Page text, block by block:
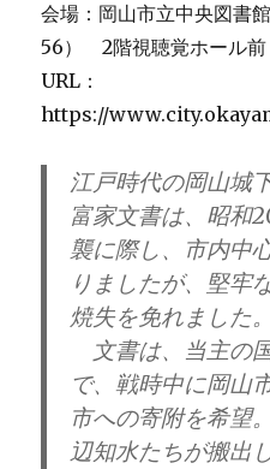
会場：岡山市立中央図書
56） 2階視聴覚ホール
URL：
https://
江戸時代の岡山城
富家文書は、昭和
襲に際し、市内中
りましたが、堅牢
焼失を免れました。
文書は、当主の
で、戦時中に岡山
市への寄附を希望
辺知水たちが搬出